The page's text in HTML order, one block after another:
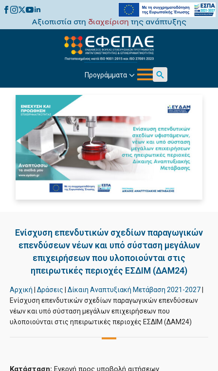
Αξιοπιστία στη διαχείριση της ανάπτυξης
Προγράμματα
Search
Ενίσχυση επενδυτικών σχεδίων παραγωγικών
επενδύσεων νέων και υπό σύσταση μεγάλων
επιχειρήσεων που υλοποιούνται στις
ηπειρωτικές περιοχές ΕΣΔΙΜ (ΔΑΜ24)
Αρχική Δράσεις Δίκαιη Αναπτυξιακή Μετάβαση 2021-2027
Ενίσχυση επενδυτικών σχεδίων παραγωγικών επενδύσεων
νέων και υπό σύσταση μεγάλων επιχειρήσεων που
υλοποιούνται στις ηπειρωτικές περιοχές ΕΣΔΙΜ (ΔΑΜ24)
Κατάσταση: Ενεργή προς υποβολή αιτήσεων